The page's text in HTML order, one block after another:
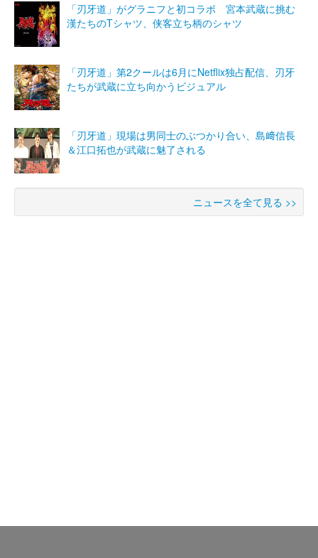
「刃牙道」がグラニフと初コラボ 宮本武蔵に挑む
漢たちのTシャツ、侠客立ち柄のシャツ
「刃牙道」第2クールは6月にNetflix独占配信、刃牙
たちが武蔵に立ち向かうビジュアル
「刃牙道」現場は男同士のぶつかり合い、島﨑信長
＆江口拓也が武蔵に魅了される
ニュースを全て見る >>